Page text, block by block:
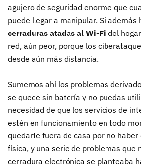
agujero de seguridad enorme que
puede llegar a manipular. Si además
cerraduras atadas al Wi-Fi del
red, aún peor, porque los
desde aún más distancia.
Sumemos ahí los problemas
se quede sin batería y no puedas
necesidad de que los servicios de
estén en funcionamiento en todo
quedarte fuera de casa por no haber
física, y una serie de problemas que
cerradura electrónica se planteaba